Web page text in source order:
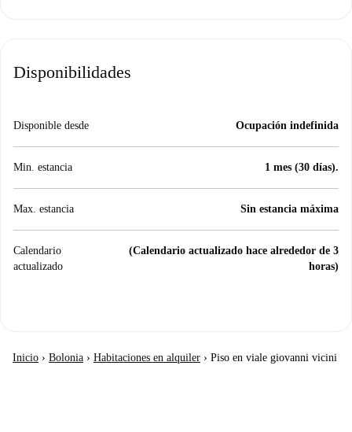
Disponibilidades
Disponible desde Ocupación indefinida
Min. estancia 1 mes (30 días).
Max. estancia Sin estancia máxima
Calendario
actualizado
(Calendario actualizado hace alrededor de 3
horas)
Inicio › Bolonia › Habitaciones en alquiler › Piso en viale giovanni vicini